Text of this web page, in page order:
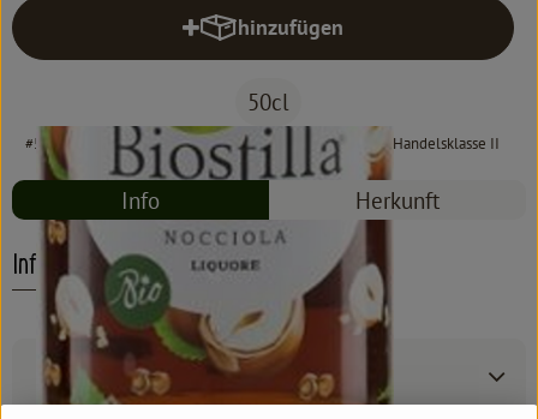
hinzufügen
Produkt zum Warenkorb
50cl
#5209 19,90 €/ 50cl 39,80 €/ Liter 19% MwSt Handelsklasse II
Info Herkunft
Info
Produktinformationen